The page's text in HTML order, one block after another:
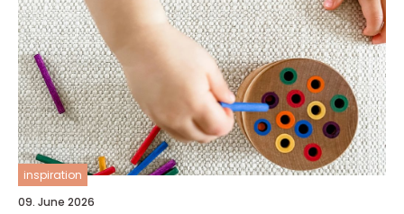
inspiration
09. June 2026